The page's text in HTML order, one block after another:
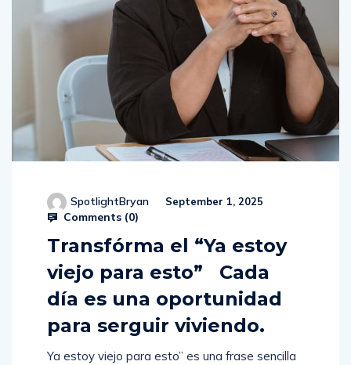
SpotlightBryan September 1, 2025
Comments (0)
Transfórma el “Ya estoy
viejo para esto” Cada
día es una oportunidad
para serguir viviendo.
Ya estoy viejo para esto” es una frase sencilla